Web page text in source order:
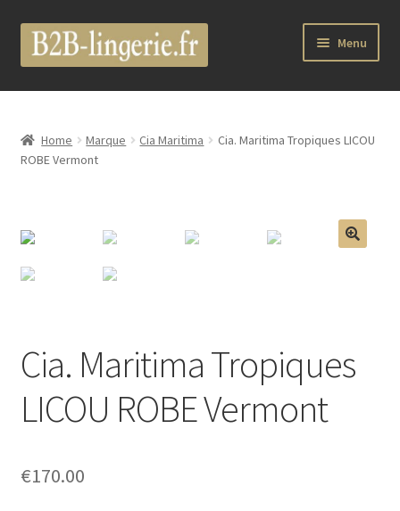
Aller
Aller
au
Menu
B2B Lingerie Site Officiel
Wholesale Registration Page
Boutique
Marques
Femme
Ouvrir
Homme
Maillot de bain Femme
Home Marque Cia Maritima
Cia. Maritima Tropiques LICOU
ROBE Vermont
Cia. Maritima Tropiques
LICOU ROBE Vermont
€170.00